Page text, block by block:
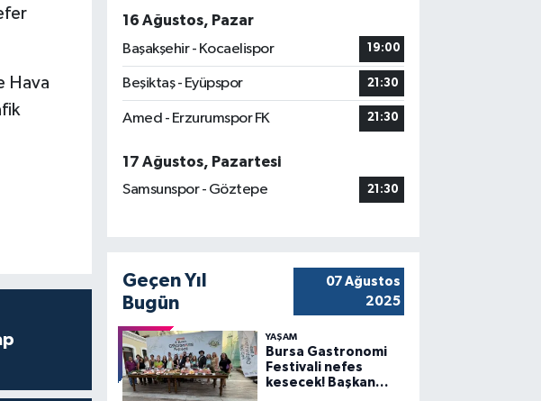
Hava
16 Ağustos, Pazar
Başakşehir - Kocaelispor
19:00
Beşiktaş - Eyüpspor 21:30
Amed - Erzurumspor FK 21:30
17 Ağustos, Pazartesi
Samsunspor - Göztepe
21:30
Geçen Yıl
Bugün
07 Ağustos
2025
YAŞAM
Bursa Gastronomi
Festivali nefes
kesecek! Başkan